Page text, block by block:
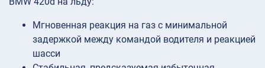
Мгновенная реакция на газ с минимальной
задержкой между командой водителя и реакцией
шасси